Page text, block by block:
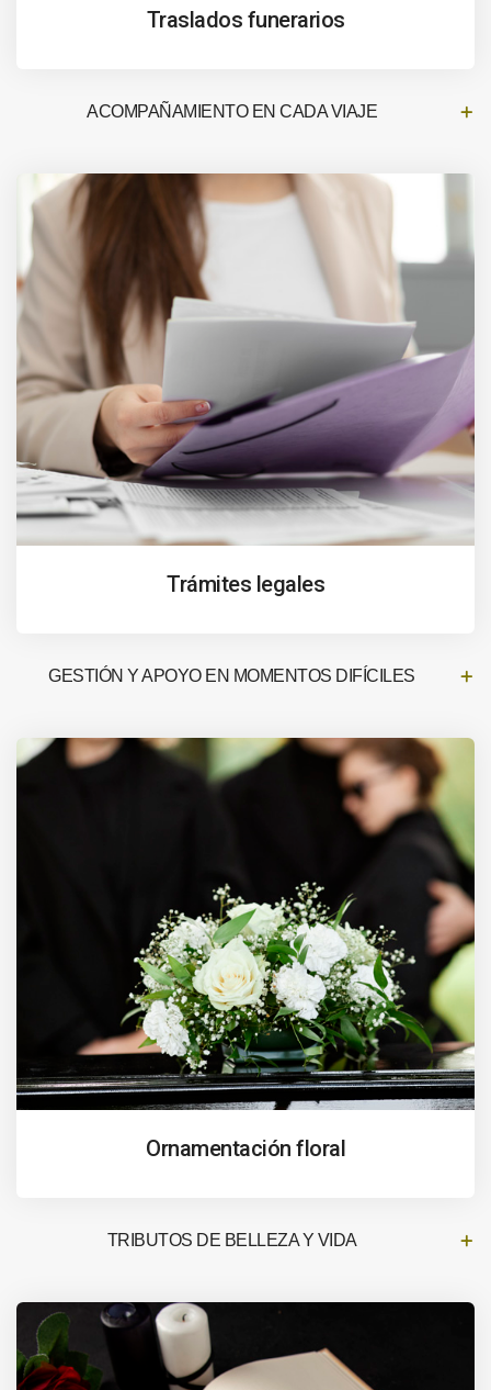
Traslados funerarios
ACOMPAÑAMIENTO EN CADA VIAJE
Trámites legales
GESTIÓN Y APOYO EN MOMENTOS DIFÍCILES
Ornamentación floral
TRIBUTOS DE BELLEZA Y VIDA